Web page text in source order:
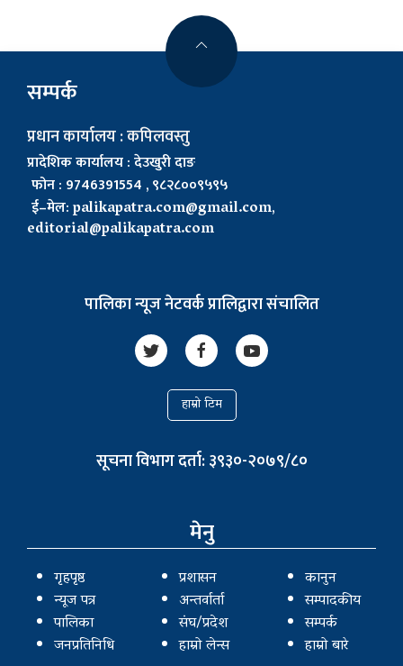
सम्पर्क
प्रधान कार्यालय : कपिलवस्तु
प्रादेशिक कार्यालय : देउखुरी दाङ
फोन : 9746391554 , ९८२८००९५९५
ई–मेल:palikapatra.com@gmail.com,
editorial@palikapatra.com
पालिका न्यूज नेटवर्क प्रालिद्वारा संचालित
हाम्रो टिम
सूचना विभाग दर्ता: ३९३०-२०७९/८०
मेनु
गृहपृष्ठ
न्यूज पत्र
पालिका
जनप्रतिनिधि
प्रशासन
अन्तर्वार्ता
संघ/प्रदेश
हाम्रो लेन्स
कानुन
सम्पादकीय
सम्पर्क
हाम्रो बारे